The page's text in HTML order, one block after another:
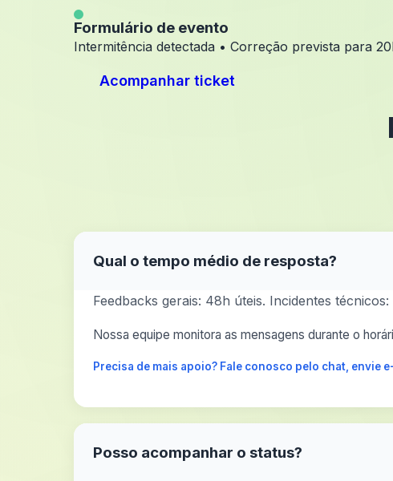
Formulário de evento
Intermitência detectada • Correção prevista para
Acompanhar ticket
Qual o tempo médio de resposta?
Feedbacks gerais: 48h úteis. Incidentes
Nossa equipe monitora as mensagens durante o
Precisa de mais apoio? Fale conosco pelo chat, envie
Posso acompanhar o status?